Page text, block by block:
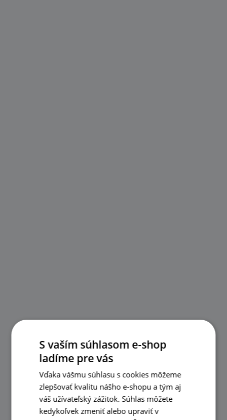
S vaším súhlasom e-shop
ladíme pre vás
Vďaka vášmu súhlasu s cookies môžeme
zlepšovať kvalitu nášho e-shopu a tým aj
váš užívateľský zážitok. Súhlas môžete
kedykoľvek zmeniť alebo upraviť v